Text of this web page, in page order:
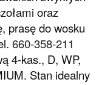
oraz
prasę do wosku
660-358-211
4-kas., D, WP,
Stan idealny